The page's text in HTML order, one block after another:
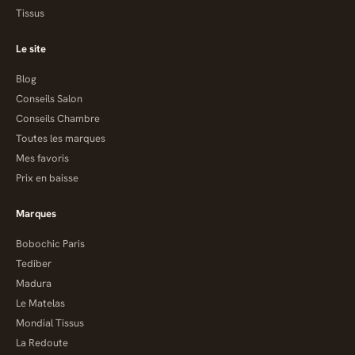
Tissus
Le site
Blog
Conseils Salon
Conseils Chambre
Toutes les marques
Mes favoris
Prix en baisse
Marques
Bobochic Paris
Tediber
Madura
Le Matelas
Mondial Tissus
La Redoute